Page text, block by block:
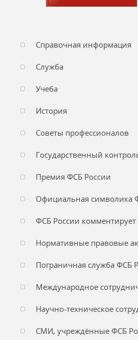
Справочная информация
Служба
Учеба
История
Советы профессионалов
Государственный
Премия ФСБ России
Официальная символика
ФСБ России комментирует
Нормативные правовые
Пограничная служба ФСБ
Международное
Научно-техническое
СМИ, учреждённые ФСБ